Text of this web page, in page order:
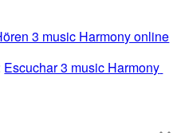
3 music Harmony online
Escuchar 3 music Harmony